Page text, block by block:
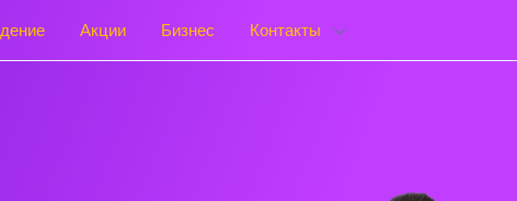
Акции Бизнес Контакты